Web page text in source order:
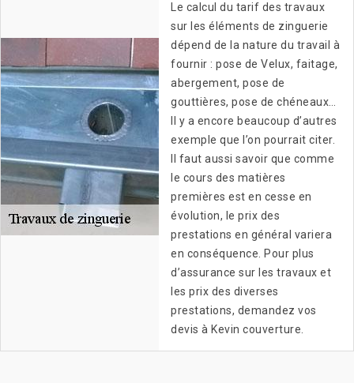
Le calcul du tarif des travaux
sur les éléments de zinguerie
dépend de la nature du travail à
fournir : pose de Velux, faitage,
abergement, pose de
gouttières, pose de chéneaux…
Il y a encore beaucoup d’autres
exemple que l’on pourrait citer.
Il faut aussi savoir que comme
le cours des matières
premières est en cesse en
évolution, le prix des
prestations en général variera
en conséquence. Pour plus
d’assurance sur les travaux et
les prix des diverses
prestations, demandez vos
devis à Kevin couverture.